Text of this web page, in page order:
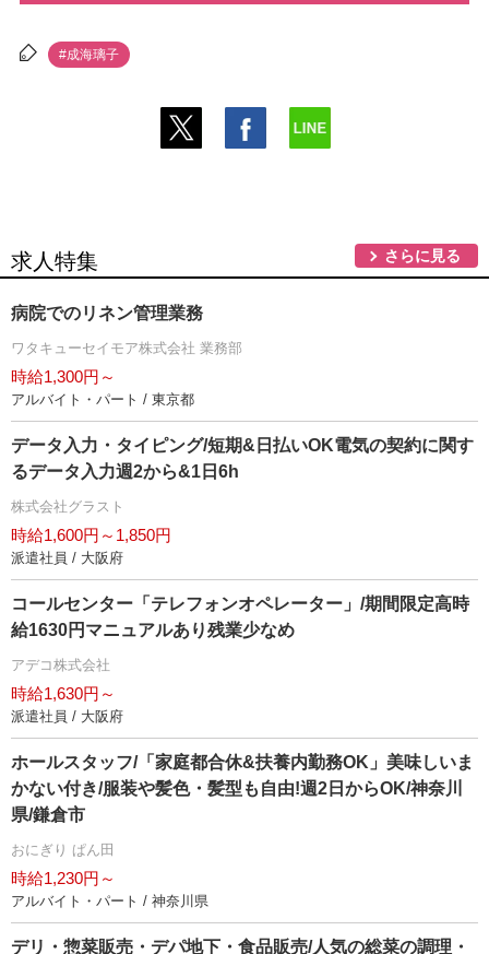
#成海璃子
求人特集 さらに見る
病院でのリネン管理業務
ワタキューセイモア株式会社 業務部
時給1,300円～
アルバイト・パート / 東京都
データ入力・タイピング/短期&日払いOK電気の契約に関す
るデータ入力週2から&1日6h
株式会社グラスト
時給1,600円～1,850円
派遣社員 / 大阪府
コールセンター「テレフォンオペレーター」/期間限定高時
給1630円マニュアルあり残業少なめ
アデコ株式会社
時給1,630円～
派遣社員 / 大阪府
ホールスタッフ/「家庭都合休&扶養内勤務OK」美味しいま
かない付き/服装や髪色・髪型も自由!週2日からOK/神奈川
県/鎌倉市
おにぎり ぱん田
時給1,230円～
アルバイト・パート / 神奈川県
デリ・惣菜販売・デパ地下・食品販売/人気の総菜の調理・